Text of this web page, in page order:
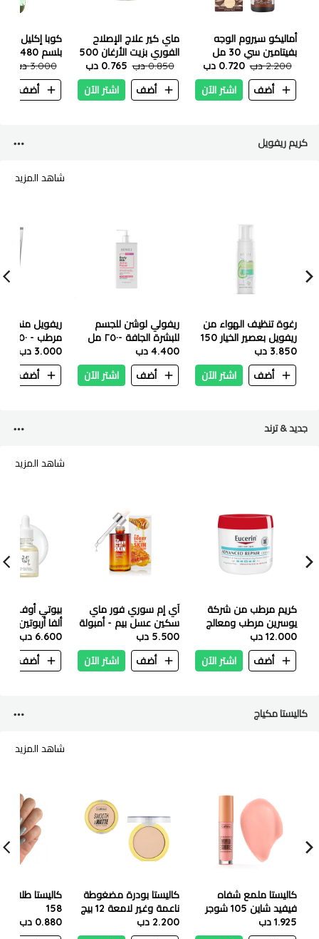
أماليكو سيروم الوجه
بفيتامين سي 30 مل
2.200 دب
0.720 دب
أضف
اشتر الآن
ماي كير علاج الإصلاح
الفوري بزيت الأرغان 500
مل
0.850 دب
0.765 دب
أضف
اشتر الآن
كوبا إكليل
بلسم 480 مل
3.000 دب
أضف
كريم ريفويل
شاهد المزيد
رغوة تنظيف الهواء من
ريفويل بعصير الخيار 150
مل
3.850 دب
أضف
اشتر الآن
ريفولي لوشن للجسم
للبشرة الجافة -٢٥٠ مل
4.400 دب
أضف
اشتر الآن
ريفويل منظف
مرطب - ٢٥٠ مل
3.000 دب
أضف
جديد & ترند
شاهد المزيد
كريم مرطب من شركة
يوسرين مرطب ومعالج
ومقشر للبشرة مخصص
للبشرة العادية والجافة -
٤٥٤ جرام
12.000 دب
أضف
اشتر الآن
آي إم سوري فور ماي
سكين عسل بيم - أمبولة
30مل
5.500 دب
أضف
اشتر الآن
بيوتي أوف
ألفا أربوتين
30 مل
6.600 دب
أضف
كاليستا مكياج
شاهد المزيد
كاليستا ملمع شفاه
فيفيد شاين 105 شوجر
بيبي
1.925 دب
كاليستا بودرة مضغوطة
ناعمة وغير لامعة 12 بيج
دافئ
2.200 دب
كاليستا طلاء
158
0.880 دب